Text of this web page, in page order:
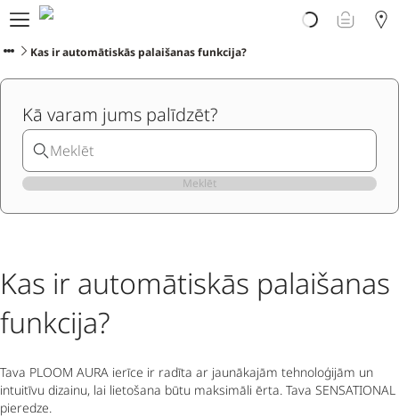
Par PLOOM AURA
Veikals
PLOOM klubs
Jaunumi
Apmaiņa
PLOOM lietotne
Kas ir automātiskās palaišanas funkcija?
Kā varam jums palīdzēt?
Meklēt
Kas ir automātiskās palaišanas
funkcija?
Tava PLOOM AURA ierīce ir radīta ar jaunākajām tehnoloģijām un
intuitīvu dizainu, lai lietošana būtu maksimāli ērta. Tava SENSATIONAL
pieredze.